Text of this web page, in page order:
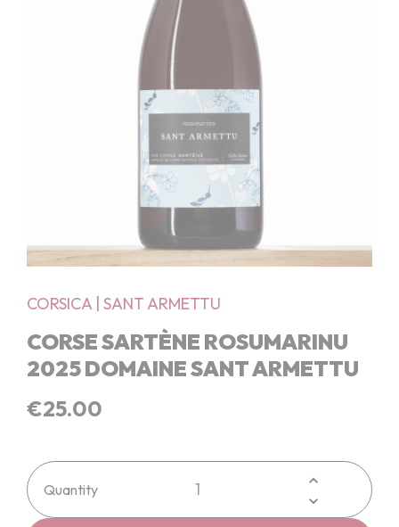
CORSICA| SANT ARMETTU
CORSE SARTÈNE ROSUMARINU
2025 DOMAINE SANT ARMETTU
€25.00
Quantity